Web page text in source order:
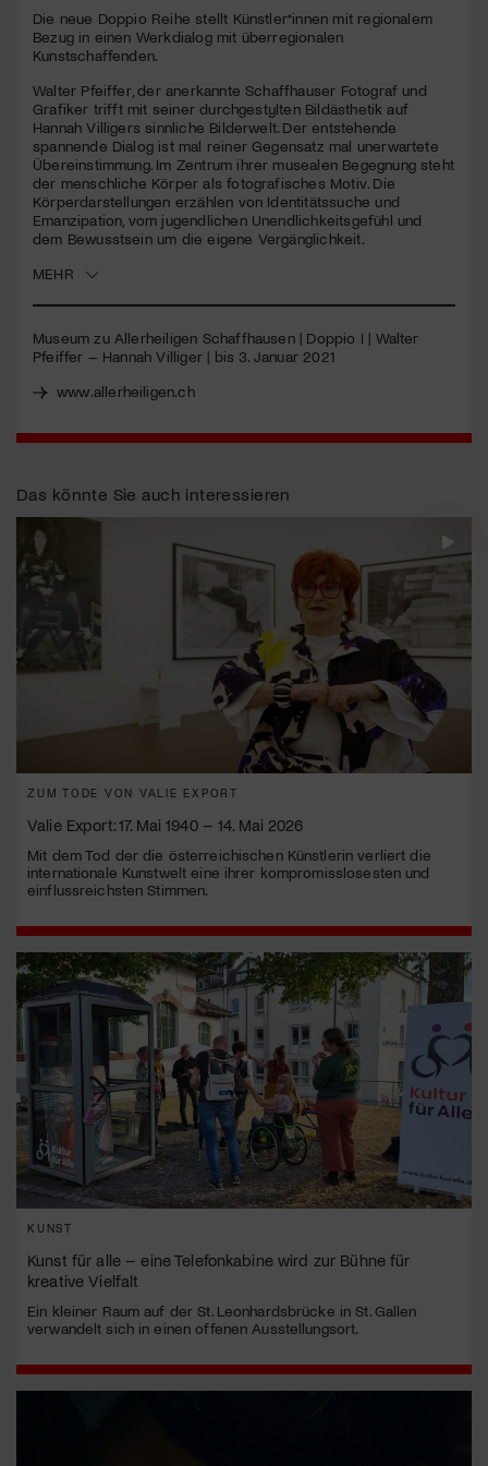
seconds
Die neue Doppio Reihe stellt Künstler*innen mit regionalem
Bezug in einen Werkdialog mit überregionalen
Kunstschaffenden.
Walter Pfeiffer, der anerkannte Schaffhauser Fotograf und
Grafiker trifft mit seiner durchgestylten Bildästhetik auf
Hannah Villigers sinnliche Bilderwelt. Der entstehende
spannende Dialog ist mal reiner Gegensatz mal unerwartete
Übereinstimmung. Im Zentrum ihrer musealen Begegnung steht
der menschliche Körper als fotografisches Motiv. Die
Körperdarstellungen erzählen von Identitätssuche und
Emanzipation, vom jugendlichen Unendlichkeitsgefühl und
dem Bewusstsein um die eigene Vergänglichkeit.
MEHR
Museum zu Allerheiligen Schaffhausen | Doppio I | Walter
Pfeiffer – Hannah Villiger | bis 3. Januar 2021
www.allerheiligen.ch
Das könnte Sie auch interessieren
ZUM TODE VON VALIE EXPORT
Valie Export: 17. Mai 1940 – 14. Mai 2026
Mit dem Tod der die österreichischen Künstlerin verliert die
internationale Kunstwelt eine ihrer kompromisslosesten und
einflussreichsten Stimmen.
KUNST
Kunst für alle – eine Telefonkabine wird zur Bühne für
kreative Vielfalt
Ein kleiner Raum auf der St. Leonhardsbrücke in St. Gallen
verwandelt sich in einen offenen Ausstellungsort.
Jetzt Mitglied werden